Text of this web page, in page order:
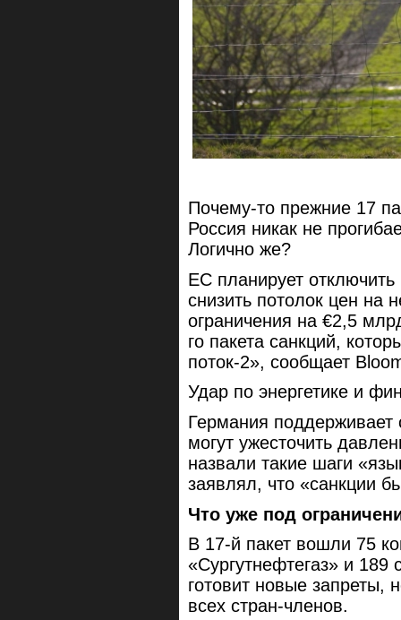
Почему-то прежние 17
Россия никак не
Логично же?
ЕС планирует
снизить потолок цен на
ограничения на €2,5
го пакета санкций,
поток-2», сообщает
Удар по энергетике и
Германия
могут ужесточить
назвали такие шаги
заявлял, что «санкции
Что уже под
В 17-й пакет вошли 75
«Сургутнефтегаз» и
готовит новые запреты,
всех стран-членов.